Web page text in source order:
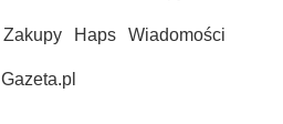
Zakupy Haps Wiadomości
Gazeta.pl